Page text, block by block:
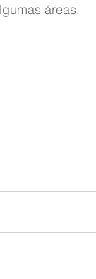
áreas.